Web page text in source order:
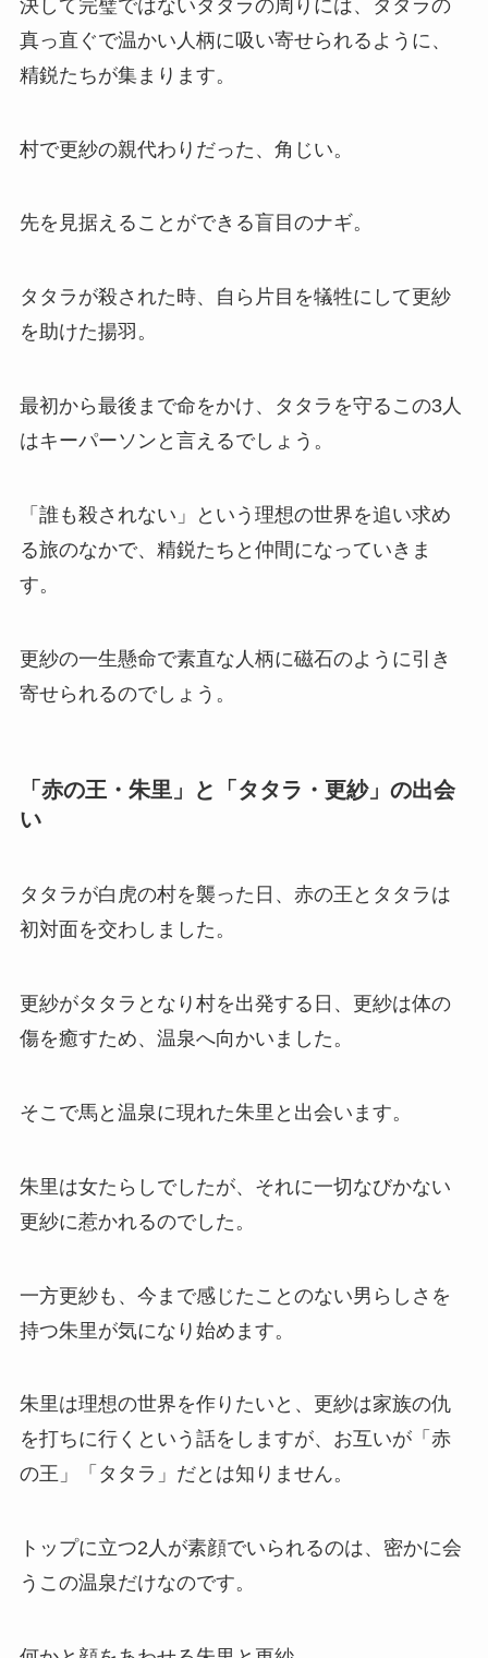
決して完璧ではないタタラの周りには、タタラの
真っ直ぐで温かい人柄に吸い寄せられるように、
精鋭たちが集まります。
村で更紗の親代わりだった、角じい。
先を見据えることができる盲目のナギ。
タタラが殺された時、自ら片目を犠牲にして更紗
を助けた揚羽。
最初から最後まで命をかけ、タタラを守るこの3人
はキーパーソンと言えるでしょう。
「誰も殺されない」という理想の世界を追い求め
る旅のなかで、精鋭たちと仲間になっていきま
す。
更紗の一生懸命で素直な人柄に磁石のように引き
寄せられるのでしょう。
「赤の王・朱里」と「タタラ・更紗」の出会
い
タタラが白虎の村を襲った日、赤の王とタタラは
初対面を交わしました。
更紗がタタラとなり村を出発する日、更紗は体の
傷を癒すため、温泉へ向かいました。
そこで馬と温泉に現れた朱里と出会います。
朱里は女たらしでしたが、それに一切なびかない
更紗に惹かれるのでした。
一方更紗も、今まで感じたことのない男らしさを
持つ朱里が気になり始めます。
朱里は理想の世界を作りたいと、更紗は家族の仇
を打ちに行くという話をしますが、お互いが「赤
の王」「タタラ」だとは知りません。
トップに立つ2人が素顔でいられるのは、密かに会
うこの温泉だけなのです。